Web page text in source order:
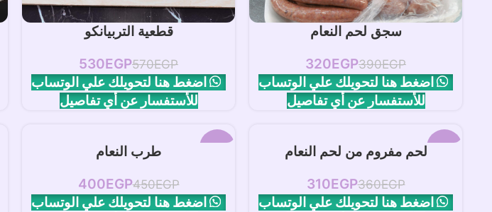
إضافة إلى السلة
سجق لحم النعام
390EGP
320EGP
اضغط هنا لتحويلك علي الوتساب
للأستفسار عن أي تفاصيل
إضافة إلى السلة
قطعية التربيانكو
570EGP
530EGP
اضغط هنا لتحويلك علي الوتساب
للأستفسار عن أي تفاصيل
-14% إضافة إلى السلة
لحم مفروم من لحم النعام
360EGP
310EGP
اضغط هنا لتحويلك علي الوتساب
-11% إضافة إلى السلة
طرب النعام
450EGP
400EGP
اضغط هنا لتحويلك علي الوتساب